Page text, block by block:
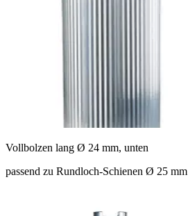
Vollbolzen lang Ø 24 mm, unten
passend zu Rundloch-Schienen Ø 25 mm